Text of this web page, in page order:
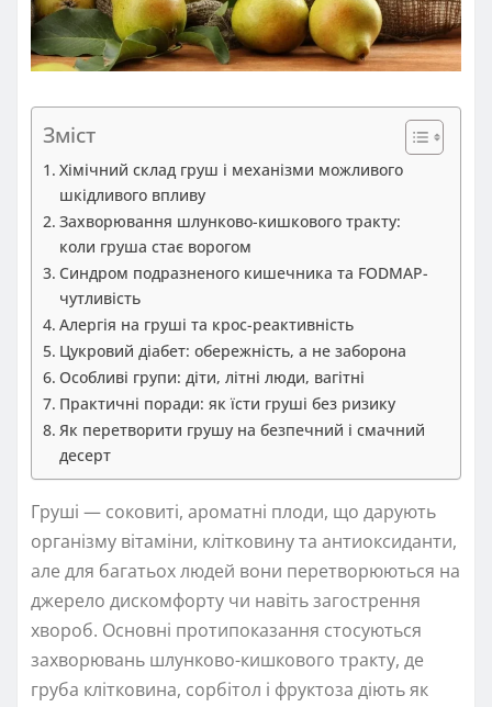
Зміст
Хімічний склад груш і механізми можливого
шкідливого впливу
Захворювання шлунково-кишкового тракту:
коли груша стає ворогом
Синдром подразненого кишечника та FODMAP-
чутливість
Алергія на груші та крос-реактивність
Цукровий діабет: обережність, а не заборона
Особливі групи: діти, літні люди, вагітні
Практичні поради: як їсти груші без ризику
Як перетворити грушу на безпечний і смачний
десерт
Груші — соковиті, ароматні плоди, що дарують
організму вітаміни, клітковину та антиоксиданти,
але для багатьох людей вони перетворюються на
джерело дискомфорту чи навіть загострення
хвороб. Основні протипоказання стосуються
захворювань шлунково-кишкового тракту, де
груба клітковина, сорбітол і фруктоза діють як